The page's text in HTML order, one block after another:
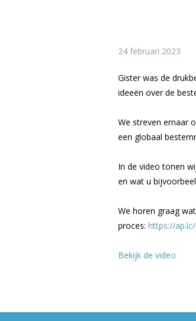
24 februari 2023
Gister was de
ideeën over de
We streven ernaar
een globaal
In de video tonen
en wat u
We horen graag
proces: https://
Bekijk de video